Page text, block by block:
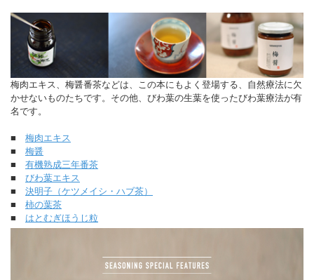
梅肉エキス、梅醤番茶などは、この本にもよく登場する、自然療法に欠
かせないものたちです。その他、びわ葉の生葉を使ったびわ葉療法が有
名です。
■ 梅肉エキス
■ 梅醤
■ 有機熟成三年番茶
■ びわ葉エキス
■ 決明子（ケツメイシ・ハブ茶）
■ 柿の葉茶
■ はとむぎほうじ粒